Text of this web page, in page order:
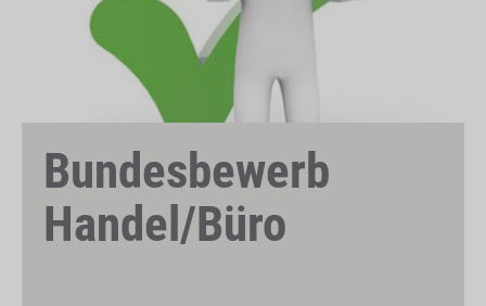
Bundesbewerb
Handel/Büro